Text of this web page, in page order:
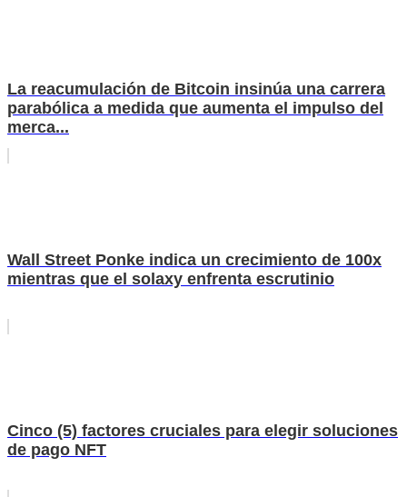
La reacumulación de Bitcoin insinúa una carrera
parabólica a medida que aumenta el impulso del
merca...
Wall Street Ponke indica un crecimiento de 100x
mientras que el solaxy enfrenta escrutinio
Cinco (5) factores cruciales para elegir soluciones
de pago NFT